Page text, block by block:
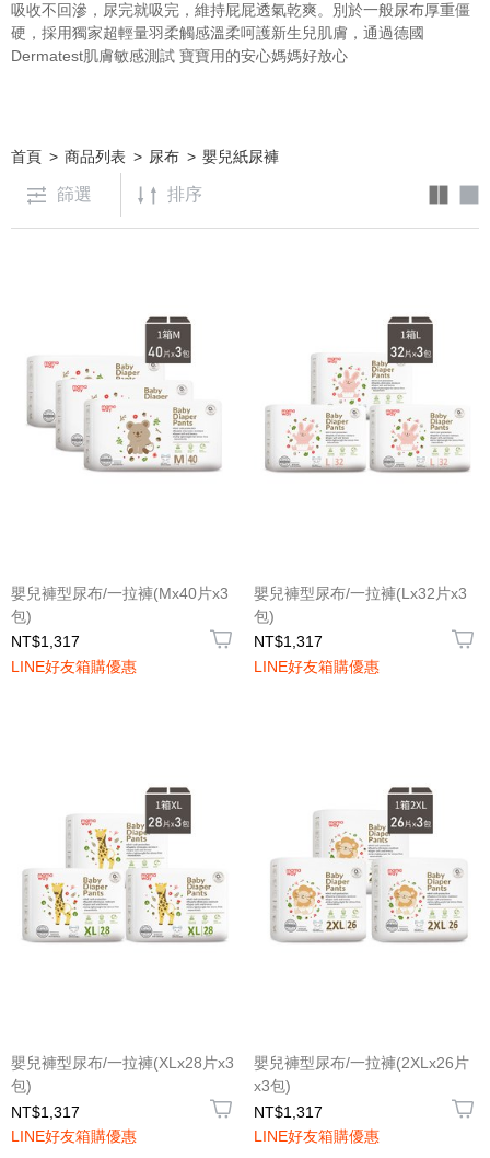
吸收不回滲，尿完就吸完，維持屁屁透氣乾爽。 別於一般尿布厚重僵
硬，採用獨家超輕量羽柔觸感溫柔呵護新生兒肌膚，通過德國
Dermatest肌膚敏感測試 寶寶用的安心媽媽好放心
首頁 商品列表 尿布 嬰兒紙尿褲
篩選
嬰兒褲型尿布/一拉褲(Mx40片x3
包)
NT$1,317
LINE好友箱購優惠
嬰兒褲型尿布/一拉褲(Lx32片x3
包)
NT$1,317
LINE好友箱購優惠
嬰兒褲型尿布/一拉褲(XLx28片x3
包)
NT$1,317
LINE好友箱購優惠
嬰兒褲型尿布/一拉褲(2XLx26片
x3包)
NT$1,317
LINE好友箱購優惠